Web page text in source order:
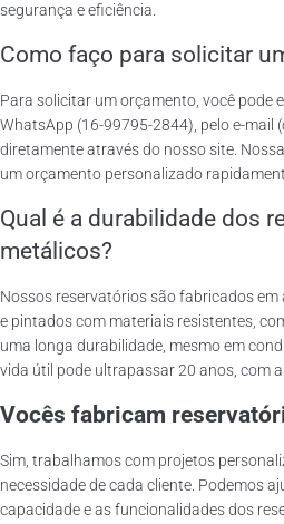
segurança e eficiência.
Como faço para solicitar
Para solicitar um orçamento, você pode
WhatsApp (16-99795-2844), pelo e-mail
diretamente através do nosso site.
um orçamento personalizado
Qual é a durabilidade dos
metálicos?
Nossos reservatórios são fabricados
e pintados com materiais resistentes,
uma longa durabilidade, mesmo em
vida útil pode ultrapassar 20 anos, com
Vocês fabricam
Sim, trabalhamos com projetos
necessidade de cada cliente. Podemos
capacidade e as funcionalidades dos